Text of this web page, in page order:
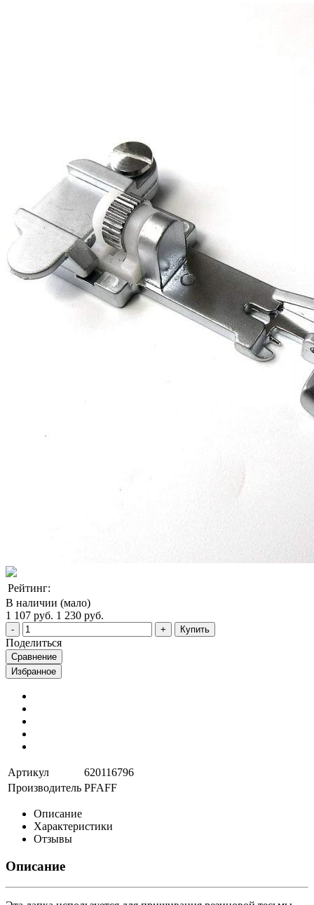
Рейтинг:
В наличии (мало)
1 107 руб. 1 230 руб.
Купить
Поделиться
Сравнение
Избранное
Артикул
620116796
Производитель PFAFF
Описание
Характеристики
Отзывы
Описание